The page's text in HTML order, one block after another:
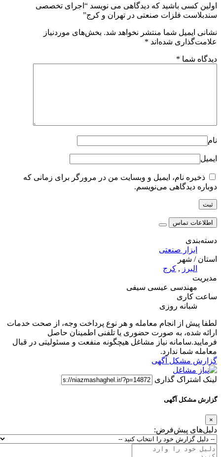
اولین کسی باشید که دیدگاهی می نویسد “اجرای تخصصی
سندبلاست فلزات صنعتی در تهران و کرج”
نشانی ایمیل شما منتشر نخواهد شد. بخش‌های موردنیاز
علامت‌گذاری شده‌اند *
دیدگاه شما *
نام
ایمیل
ذخیره نام، ایمیل و وبسایت من در مرورگر برای زمانی که
دوباره دیدگاهی می‌نویسم.
اطلاعات تماس
دسته‌بندی
ابزار صنعتی
استان / شهر
البرز , کرج
مدیریت
مهندسی عیسی سیفی
ساعت کاری
شبانه روزی
لطفا پیش از انجام معامله و هر نوع پرداخت وجه، از صحت خدمات
ارائه شده، به صورت حضوری یا تلفنی اطمینان حاصل
فرمایید.سامانه نیاز مشاغل هیچگونه منفعت و مسئولیتی در قبال
معامله شما ندارد.
گزارش مشکل آگهی
لینک اشتراک گذاری
گزارش مشکل آگهی
×
دلیل‌های پیش‌فرض: